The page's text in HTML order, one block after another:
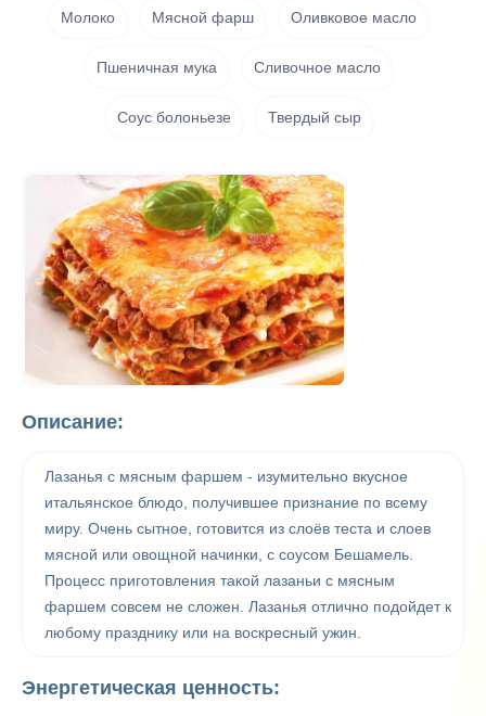
Молоко Мясной фарш Оливковое масло
Пшеничная мука Сливочное масло
Соус болоньезе Твердый сыр
Описание:
Лазанья с мясным фаршем - изумительно вкусное
итальянское блюдо, получившее признание по всему
миру. Очень сытное, готовится из слоёв теста и слоев
мясной или овощной начинки, с соусом Бешамель.
Процесс приготовления такой лазаньи с мясным
фаршем совсем не сложен. Лазанья отлично подойдет к
любому празднику или на воскресный ужин.
Энергетическая ценность: